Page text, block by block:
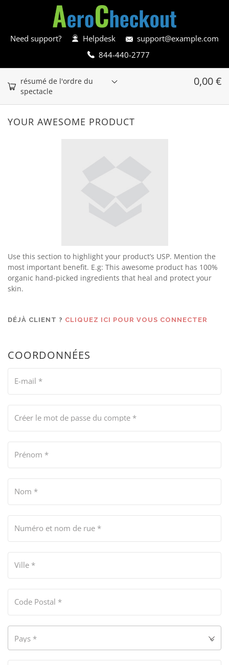
Need support? Helpdesk
support@example.com
844-440-2777
résumé de l'ordre du
spectacle
0,00€
YOUR AWESOME PRODUCT
Use this section to highlight your product’s USP. Mention the
most important benefit. E.g: This awesome product has 100%
organic hand-picked ingredients that heal and protect your
skin.
DÉJÀ CLIENT ? CLIQUEZ ICI POUR VOUS CONNECTER
COORDONNÉES
E-mail *
Créer le mot de passe du compte *
Prénom *
Nom *
Numéro et nom de rue *
Ville *
Code Postal *
Pays *